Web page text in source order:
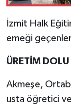
İzmit Halk
emeği
ÜRETİM
Akmeşe,
usta öğretici